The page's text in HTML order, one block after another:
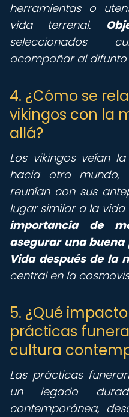
herramientas o
vida terrenal.
seleccionados
acompañar al difunto
4. ¿Cómo se
vikingos con la
allá?
Los vikingos veían
hacia otro mundo,
reunían con sus
lugar similar a la vida
importancia de
asegurar una
Vida después de la
central en la
5. ¿Qué
prácticas
cultura
Las prácticas
un legado
contemporánea,